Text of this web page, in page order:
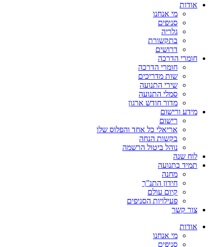
אודות
מי אנחנו
סניפים
גלריה
בתקשורת
דרושים
חומרי הדרכה
חומרי הדרכה
שות מדריכים
שירי התנועה
סמלי התנועה
מדור חודש ארגון
מידע ורישום
רישום
אריאלי כל אחד והפלוס שלו
בקשות הנחה
נוהל ביטול הרשמה
לוח שנה
תמיד בתנועה
מחנה
חידון התנ”ך
קיום עולם
פעילויות הסניפים
צור קשר
אודות
מי אנחנו
סניפים